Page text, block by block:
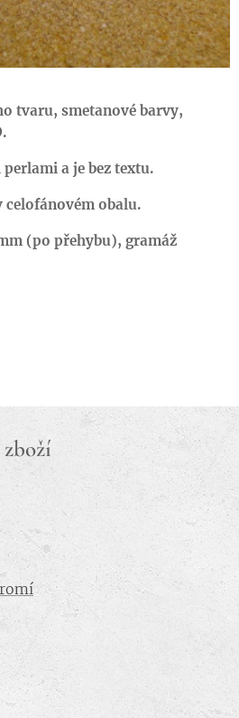
tvaru, smetanové barvy,
a je bez textu.
celofánovém obalu.
(po přehybu), gramáž